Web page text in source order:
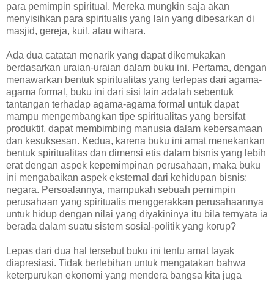
para pemimpin spiritual. Mereka mungkin saja akan
menyisihkan para spiritualis yang lain yang dibesarkan di
masjid, gereja, kuil, atau wihara.
Ada dua catatan menarik yang dapat dikemukakan
berdasarkan uraian-uraian dalam buku ini. Pertama, dengan
menawarkan bentuk spiritualitas yang terlepas dari agama-
agama formal, buku ini dari sisi lain adalah sebentuk
tantangan terhadap agama-agama formal untuk dapat
mampu mengembangkan tipe spiritualitas yang bersifat
produktif, dapat membimbing manusia dalam kebersamaan
dan kesuksesan. Kedua, karena buku ini amat menekankan
bentuk spiritualitas dan dimensi etis dalam bisnis yang lebih
erat dengan aspek kepemimpinan perusahaan, maka buku
ini mengabaikan aspek eksternal dari kehidupan bisnis:
negara. Persoalannya, mampukah sebuah pemimpin
perusahaan yang spiritualis menggerakkan perusahaannya
untuk hidup dengan nilai yang diyakininya itu bila ternyata ia
berada dalam suatu sistem sosial-politik yang korup?
Lepas dari dua hal tersebut buku ini tentu amat layak
diapresiasi. Tidak berlebihan untuk mengatakan bahwa
keterpurukan ekonomi yang mendera bangsa kita juga